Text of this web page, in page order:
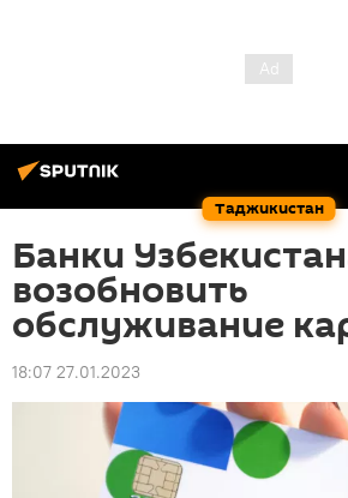
Таджикистан
Банки
возобновить
обслуживание
18:07 27.01.2023